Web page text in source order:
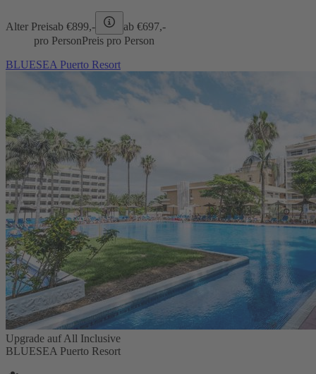
Alter Preisab €899,- ab €697,-
pro PersonPreis pro Person
BLUESEA Puerto Resort
Upgrade auf All Inclusive
BLUESEA Puerto Resort